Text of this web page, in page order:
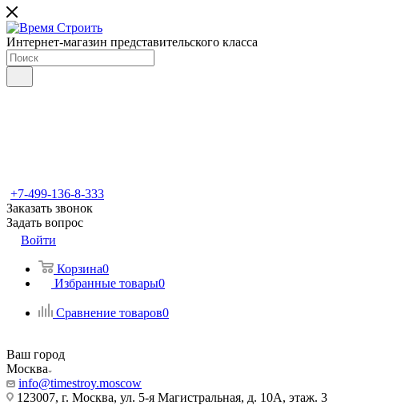
Интернет-магазин представительского класса
+7-499-136-8-333
Заказать звонок
Задать вопрос
Войти
Корзина0
Избранные товары0
Сравнение товаров0
Ваш город
Москва
info@timestroy.moscow
123007, г. Москва, ул. 5-я Магистральная, д. 10А, этаж. 3